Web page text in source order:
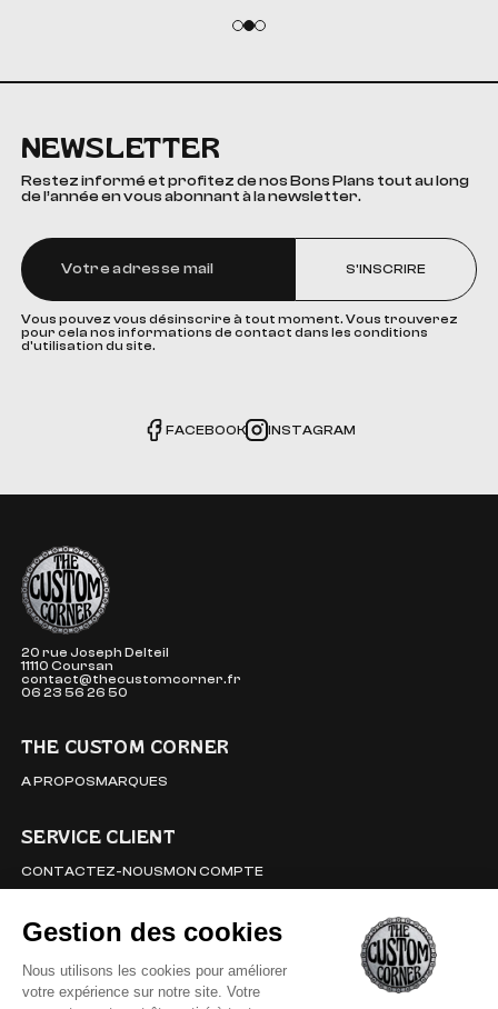
NEWSLETTER
Restez informé et profitez de nos Bons Plans tout au long
de l’année en vous abonnant à la newsletter.
S'INSCRIRE
Vous pouvez vous désinscrire à tout moment. Vous trouverez
pour cela nos informations de contact dans les conditions
d'utilisation du site.
FACEBOOK INSTAGRAM
The Custom Corner
20 rue Joseph Delteil
11110 Coursan
contact@thecustomcorner.fr
06 23 56 26 50
THE CUSTOM CORNER
A PROPOSMARQUES
SERVICE CLIENT
CONTACTEZ-NOUSMON COMPTE
INFORMATIONS
CONDITIONS GÉNÉRALES DE VENTES
LIVRAISON ET RETOURS